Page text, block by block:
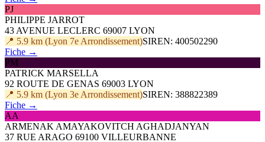
PJ
PHILIPPE JARROT
43 AVENUE LECLERC 69007 LYON
📍 5.9 km (Lyon 7e Arrondissement)SIREN: 400502290
Fiche →
PM
PATRICK MARSELLA
92 ROUTE DE GENAS 69003 LYON
📍 5.9 km (Lyon 3e Arrondissement)SIREN: 388822389
Fiche →
AA
ARMENAK AMAYAKOVITCH AGHADJANYAN
37 RUE ARAGO 69100 VILLEURBANNE